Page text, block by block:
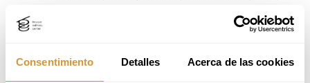
Consentimiento Detalles Acerca de las cookies
de los puntos relevantes es el atender a la distribución, el abrir nuevos canales y
puntos de venta”. Amaia Arguiñano, enóloga en la bodega guipuzcoana K5, ha
tener en cuenta; deben estar cuidadas y debemos ir comunicando al momento ya